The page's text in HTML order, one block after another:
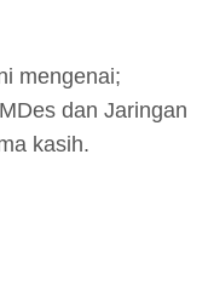
mengenai;
dan Jaringan
kasih.